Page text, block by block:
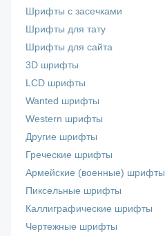
Шрифты с засечками
Шрифты для тату
Шрифты для сайта
3D шрифты
LCD шрифты
Wanted шрифты
Western шрифты
Другие шрифты
Греческие шрифты
Армейские (военные) шрифты
Пиксельные шрифты
Каллиграфические шрифты
Чертежные шрифты